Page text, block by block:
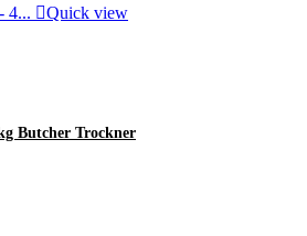
Quick view
Butcher Trockner